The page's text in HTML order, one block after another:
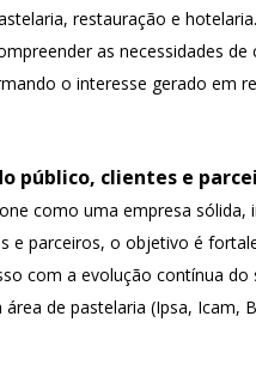
restauração e
as necessidades de
o interesse gerado em
público, clientes e
como uma empresa sólida,
e parceiros, o objetivo é
com a evolução contínua do
de pastelaria (Ipsa, Icam,